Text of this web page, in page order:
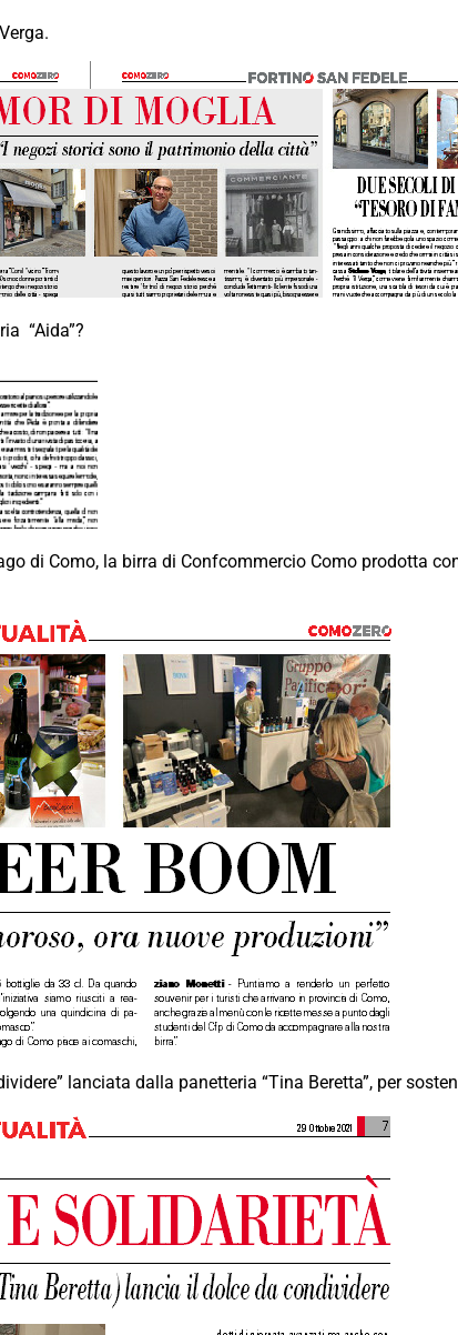
“Aida”?
di Como, la birra di Confcommercio Como prodotta
lanciata dalla panetteria “Tina Beretta”, per